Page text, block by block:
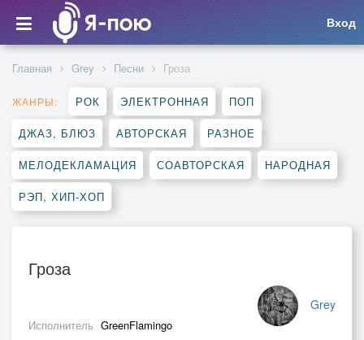
Вход
Главная Grey Песни Гроза
ЖАНРЫ: РОК ЭЛЕКТРОННАЯ ПОП
ДЖАЗ, БЛЮЗ АВТОРСКАЯ РАЗНОЕ
МЕЛОДЕКЛАМАЦИЯ СОАВТОРСКАЯ НАРОДНАЯ
РЭП, ХИП-ХОП
Гроза
Grey
Исполнитель GreenFlamingo